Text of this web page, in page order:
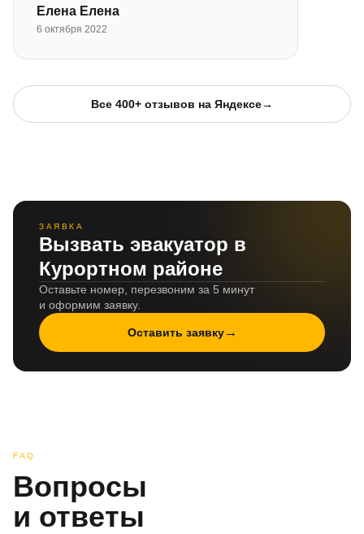
Елена Елена
6 октября 2022
Все 400+ отзывов на Яндексе→
ЗАЯВКА
Вызвать эвакуатор в
Курортном районе
Оставьте номер, перезвоним за 5 минут
и оформим заявку.
Оставить заявку→
FAQ
Вопросы
и ответы